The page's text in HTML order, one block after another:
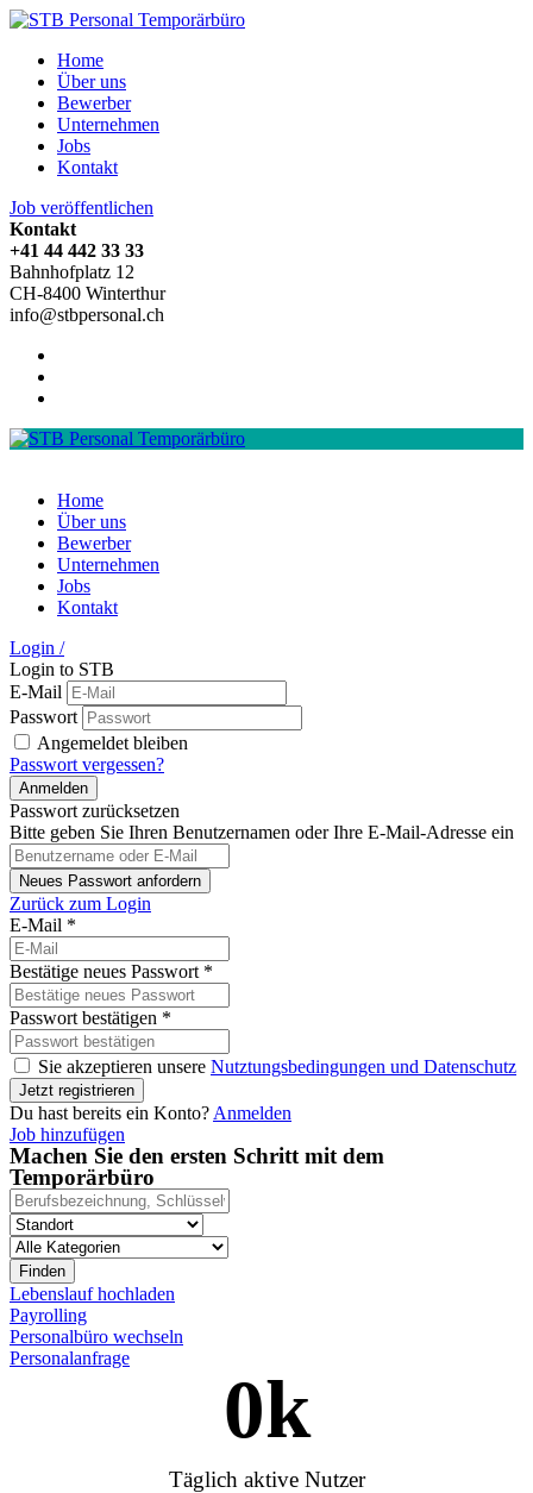
Home
Über uns
Bewerber
Unternehmen
Jobs
Kontakt
Job veröffentlichen
Kontakt
+41 44 442 33 33
Bahnhofplatz 12
CH-8400 Winterthur
info@stbpersonal.ch
Home
Über uns
Bewerber
Unternehmen
Jobs
Kontakt
Login /
Login to STB
E-Mail
Passwort
Angemeldet bleiben
Passwort vergessen?
Passwort zurücksetzen
Bitte geben Sie Ihren Benutzernamen oder Ihre E-Mail-Adresse ein
Zurück zum Login
E-Mail *
Bestätige neues Passwort *
Passwort bestätigen *
Sie akzeptieren unsere Nutztungsbedingungen und Datenschutz
Du hast bereits ein Konto? Anmelden
Job hinzufügen
Machen Sie den ersten Schritt mit dem
Temporärbüro
Finden
Lebenslauf hochladen
Payrolling
Personalbüro wechseln
Personalanfrage
0k
Täglich aktive Nutzer